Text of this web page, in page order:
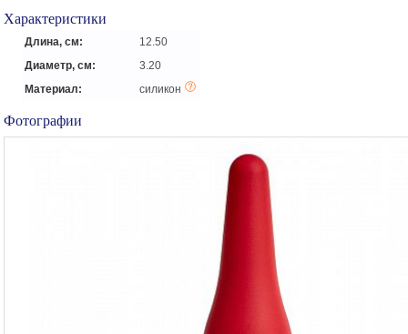
Характеристики
Длина, см:
12.50
Диаметр, см:
3.20
Материал:
силикон
Фотографии